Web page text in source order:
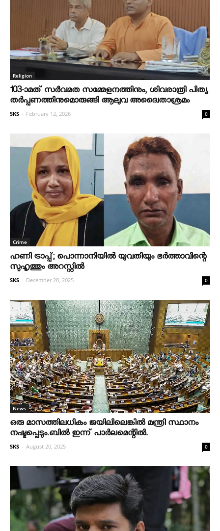
Religion
103-ാമത് സർവമത സമ്മേളനത്തിനും, ശിവരാത്രി പിത്യ
തർപ്പണത്തിനുമൊരുങ്ങി ആലുവ അദ്വൈതാശ്രമം
SKS - February 12, 2026 0
Crime
ഹണി ട്രാപ്പ്; പൊന്നാനിയില്‍ യുവതിയും ഭര്‍ത്താവിന്റെ
സുഹൃത്തും അറസ്റ്റില്‍
SKS - December 28, 2025 0
News
ഒരു മാസത്തിലധികം ജയിലിലെങ്കില്‍ മന്ത്രി സ്ഥാനം
നഷ്ടപ്പെടും.ബില്‍ ഇന്ന് പാര്‍ലമെന്റില്‍.
SKS - August 20, 2025 0